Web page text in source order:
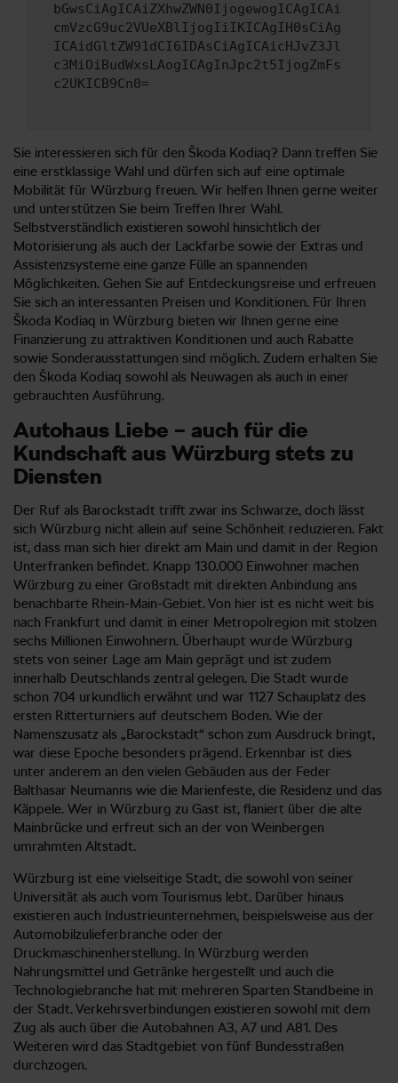
bGwsCiAgICAiZXhwZWN0IjogewogICAgICAi
cmVzcG9uc2VUeXBlIjogIiIKICAgIH0sCiAg
ICAidGltZW91dCI6IDAsCiAgICAicHJvZ3Jl
c3MiOiBudWxsLAogICAgInJpc2t5IjogZmFs
c2UKICB9Cn0=
Sie interessieren sich für den Škoda Kodiaq? Dann treffen Sie
eine erstklassige Wahl und dürfen sich auf eine optimale
Mobilität für Würzburg freuen. Wir helfen Ihnen gerne weiter
und unterstützen Sie beim Treffen Ihrer Wahl.
Selbstverständlich existieren sowohl hinsichtlich der
Motorisierung als auch der Lackfarbe sowie der Extras und
Assistenzsysteme eine ganze Fülle an spannenden
Möglichkeiten. Gehen Sie auf Entdeckungsreise und erfreuen
Sie sich an interessanten Preisen und Konditionen. Für Ihren
Škoda Kodiaq in Würzburg bieten wir Ihnen gerne eine
Finanzierung zu attraktiven Konditionen und auch Rabatte
sowie Sonderausstattungen sind möglich. Zudem erhalten Sie
den Škoda Kodiaq sowohl als Neuwagen als auch in einer
gebrauchten Ausführung.
Autohaus Liebe – auch für die
Kundschaft aus Würzburg stets zu
Diensten
Der Ruf als Barockstadt trifft zwar ins Schwarze, doch lässt
sich Würzburg nicht allein auf seine Schönheit reduzieren. Fakt
ist, dass man sich hier direkt am Main und damit in der Region
Unterfranken befindet. Knapp 130.000 Einwohner machen
Würzburg zu einer Großstadt mit direkten Anbindung ans
benachbarte Rhein-Main-Gebiet. Von hier ist es nicht weit bis
nach Frankfurt und damit in einer Metropolregion mit stolzen
sechs Millionen Einwohnern. Überhaupt wurde Würzburg
stets von seiner Lage am Main geprägt und ist zudem
innerhalb Deutschlands zentral gelegen. Die Stadt wurde
schon 704 urkundlich erwähnt und war 1127 Schauplatz des
ersten Ritterturniers auf deutschem Boden. Wie der
Namenszusatz als „Barockstadt“ schon zum Ausdruck bringt,
war diese Epoche besonders prägend. Erkennbar ist dies
unter anderem an den vielen Gebäuden aus der Feder
Balthasar Neumanns wie die Marienfeste, die Residenz und das
Käppele. Wer in Würzburg zu Gast ist, flaniert über die alte
Mainbrücke und erfreut sich an der von Weinbergen
umrahmten Altstadt.
Würzburg ist eine vielseitige Stadt, die sowohl von seiner
Universität als auch vom Tourismus lebt. Darüber hinaus
existieren auch Industrieunternehmen, beispielsweise aus der
Automobilzulieferbranche oder der
Druckmaschinenherstellung. In Würzburg werden
Nahrungsmittel und Getränke hergestellt und auch die
Technologiebranche hat mit mehreren Sparten Standbeine in
der Stadt. Verkehrsverbindungen existieren sowohl mit dem
Zug als auch über die Autobahnen A3, A7 und A81. Des
Weiteren wird das Stadtgebiet von fünf Bundesstraßen
durchzogen.